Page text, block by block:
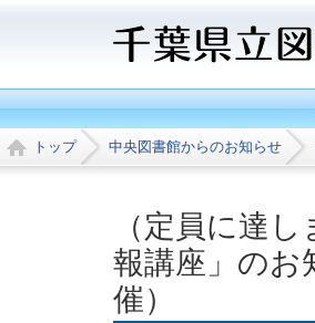
トップ 中央図書館からのお知らせ
（定員に達
報講座」のお
催）